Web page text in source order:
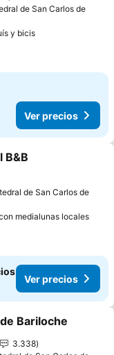
de San Carlos de
y bicisVer precios
Ver precios
B&B
de San Carlos de
medialunas localesVer
Ver precios
Bariloche
3.338